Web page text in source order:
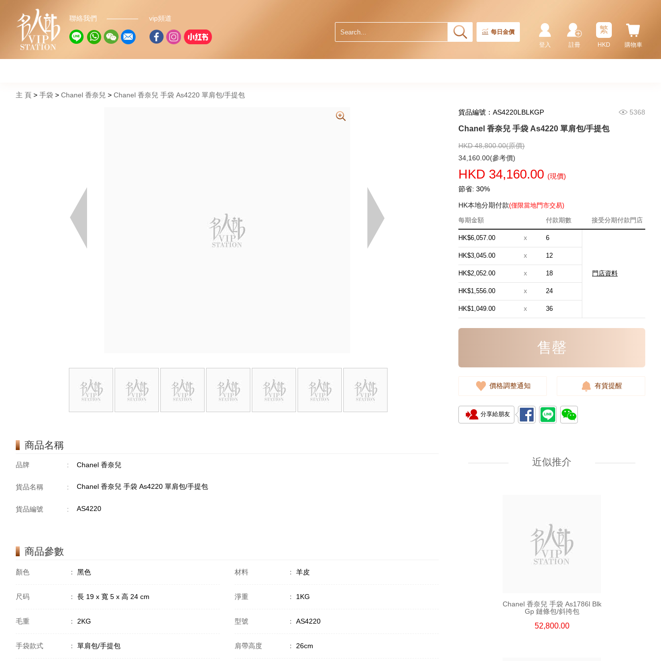
聯絡我們 vip頻道
每日金價
購物車
繁
HKD
註冊
登入
主 頁 手袋 Chanel 香奈兒 Chanel 香奈兒 手袋 As4220 單肩包/手提包
商品名稱
品牌 : Chanel 香奈兒
貨品名稱 : Chanel 香奈兒 手袋 As4220 單肩包/手提包
貨品編號 : AS4220
商品參數
顏色 ： 黑色 材料 ： 羊皮
尺码 ： 長 19 x 寬 5 x 高 24 cm 淨重 ： 1KG
毛重 ： 2KG 型號 ： AS4220
手袋款式 ： 單肩包/手提包 肩帶高度 ： 26cm
貨品編號：AS4220LBLKGP 5368
Chanel 香奈兒 手袋 As4220 單肩包/手提包
HKD 48,800.00(原價)
34,160.00(參考價)
HKD 34,160.00 (現價)
節省: 30%
HK本地分期付款(僅限當地門市交易)
每期金額
付款期數 接受分期付款門店
HK$6,057.00 x 6
門店資料
HK$3,045.00 x 12
HK$2,052.00 x 18
HK$1,556.00 x 24
HK$1,049.00 x 36
售罄
價格調整通知 有貨提醒
分享給朋友
近似推介
Chanel 香奈兒 手袋 As5293
單肩包/手提包
Chanel 香奈兒 手袋 As5631
54,800.00
55,800.00
Chanel 香奈兒 手袋 As1786l Blk
Gp 鏈條包/斜挎包
52,800.00